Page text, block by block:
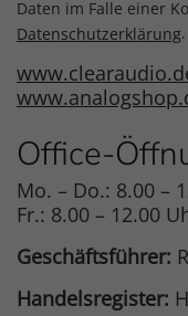
Daten im Falle einer
Datenschutzerklärung.
Office-
Mo. – Do.: 8.00 –
Fr.: 8.00 – 12.00
Geschäftsführer:
Handelsregister: